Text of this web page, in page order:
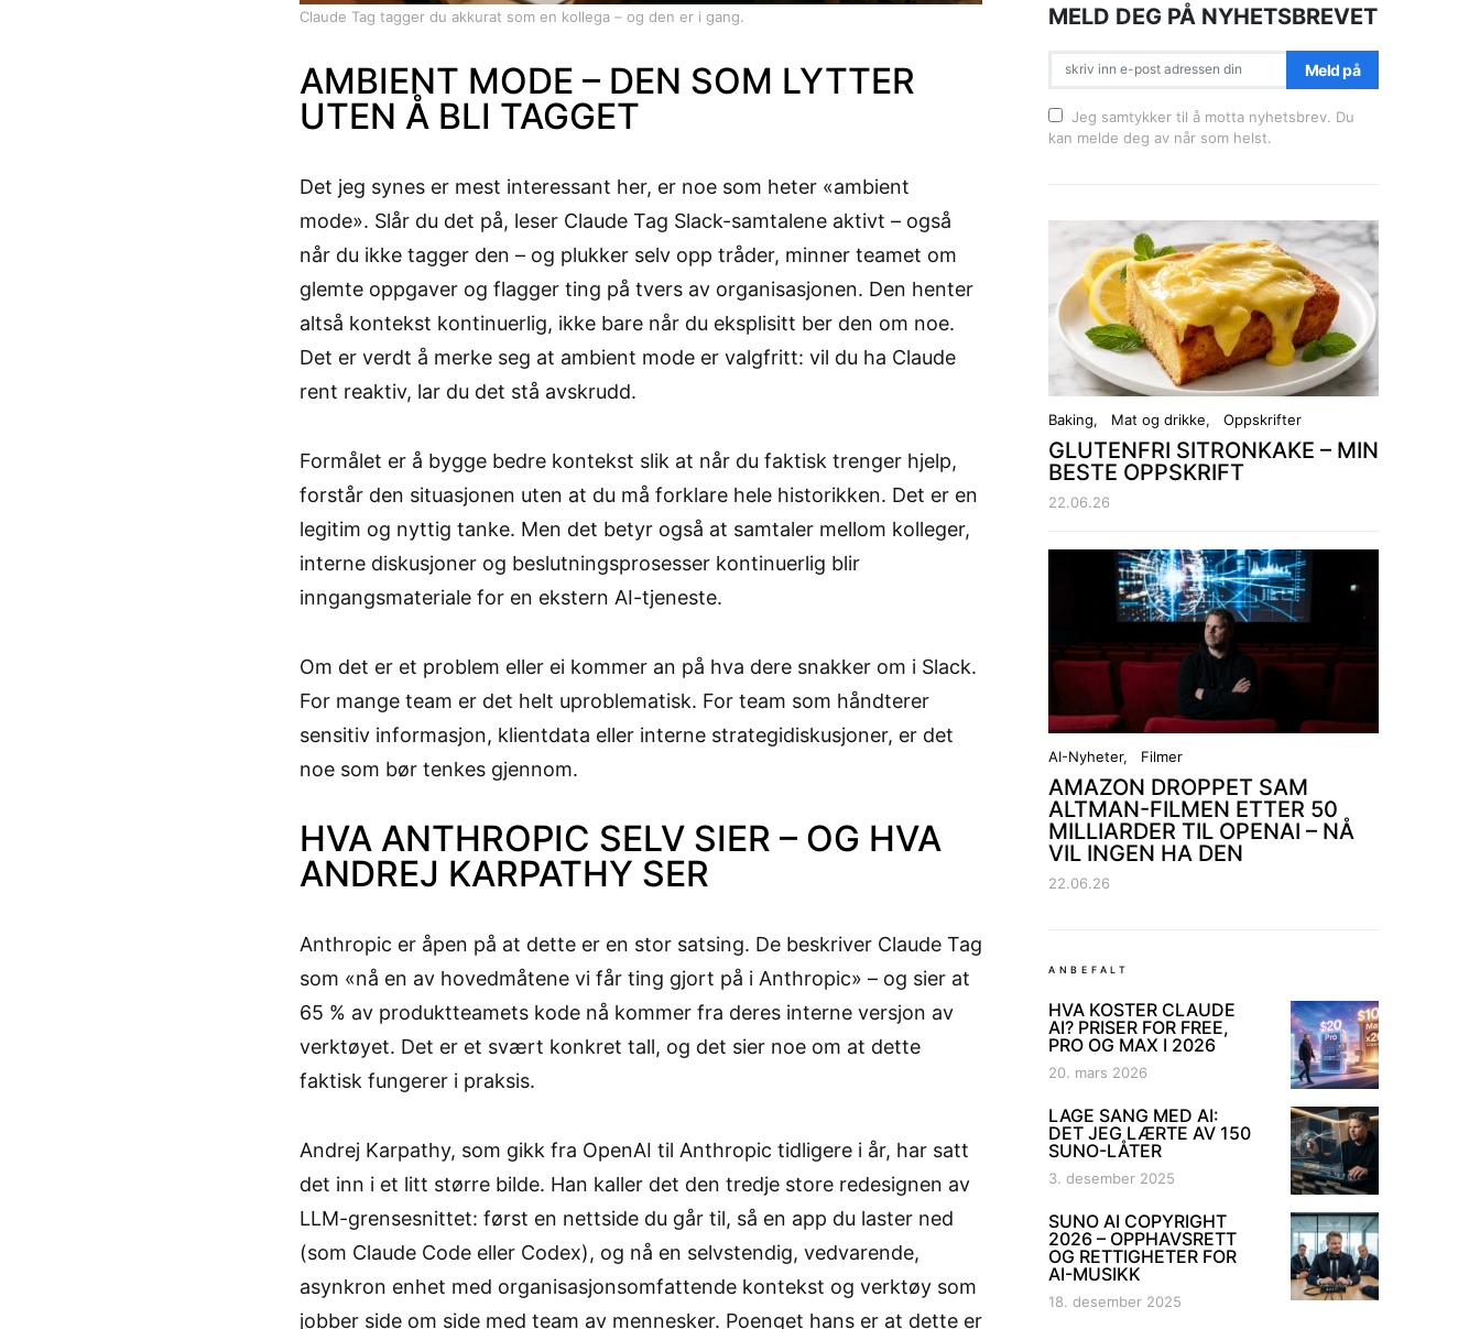
Claude Tag tagger du akkurat som en kollega – og den er i gang.
AMBIENT MODE – DEN SOM LYTTER
UTEN Å BLI TAGGET
Det jeg synes er mest interessant her, er noe som heter «ambient
mode». Slår du det på, leser Claude Tag Slack-samtalene aktivt – også
når du ikke tagger den – og plukker selv opp tråder, minner teamet om
glemte oppgaver og flagger ting på tvers av organisasjonen. Den henter
altså kontekst kontinuerlig, ikke bare når du eksplisitt ber den om noe.
Det er verdt å merke seg at ambient mode er valgfritt: vil du ha Claude
rent reaktiv, lar du det stå avskrudd.
Formålet er å bygge bedre kontekst slik at når du faktisk trenger hjelp,
forstår den situasjonen uten at du må forklare hele historikken. Det er en
legitim og nyttig tanke. Men det betyr også at samtaler mellom kolleger,
interne diskusjoner og beslutningsprosesser kontinuerlig blir
inngangsmateriale for en ekstern AI-tjeneste.
Om det er et problem eller ei kommer an på hva dere snakker om i Slack.
For mange team er det helt uproblematisk. For team som håndterer
sensitiv informasjon, klientdata eller interne strategidiskusjoner, er det
noe som bør tenkes gjennom.
HVA ANTHROPIC SELV SIER – OG HVA
ANDREJ KARPATHY SER
Anthropic er åpen på at dette er en stor satsing. De beskriver Claude Tag
som «nå en av hovedmåtene vi får ting gjort på i Anthropic» – og sier at
65 % av produktteamets kode nå kommer fra deres interne versjon av
verktøyet. Det er et svært konkret tall, og det sier noe om at dette
faktisk fungerer i praksis.
Andrej Karpathy, som gikk fra OpenAI til Anthropic tidligere i år, har satt
det inn i et litt større bilde. Han kaller det den tredje store redesignen av
LLM-grensesnittet: først en nettside du går til, så en app du laster ned
(som Claude Code eller Codex), og nå en selvstendig, vedvarende,
asynkron enhet med organisasjonsomfattende kontekst og verktøy som
jobber side om side med team av mennesker. Poenget hans er at dette er
MELD DEG PÅ NYHETSBREVET
Meld på
Jeg samtykker til å motta nyhetsbrev. Du
kan melde deg av når som helst.
Baking Mat og drikke Oppskrifter
GLUTENFRI SITRONKAKE – MIN
BESTE OPPSKRIFT
22.06.26
AI-Nyheter Filmer
AMAZON DROPPET SAM
ALTMAN-FILMEN ETTER 50
MILLIARDER TIL OPENAI – NÅ
VIL INGEN HA DEN
22.06.26
ANBEFALT
HVA KOSTER CLAUDE
AI? PRISER FOR FREE,
PRO OG MAX I 2026
20. mars 2026
LAGE SANG MED AI:
DET JEG LÆRTE AV 150
SUNO-LÅTER
3. desember 2025
SUNO AI COPYRIGHT
2026 – OPPHAVSRETT
OG RETTIGHETER FOR
AI-MUSIKK
18. desember 2025